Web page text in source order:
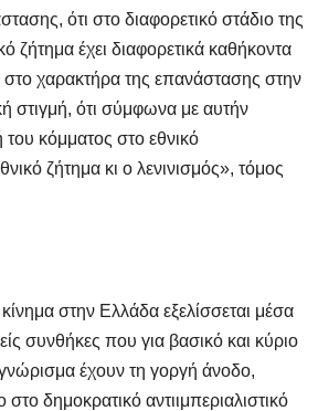
ότι στο διαφορετικό στάδιο της
ζήτημα έχει διαφορετικά καθήκοντα
στο χαρακτήρα της επανάστασης στην
στιγμή, ότι σύμφωνα με αυτήν
του κόμματος στο εθνικό
ζήτημα κι ο λενινισμός», τόμος
στην Ελλάδα εξελίσσεται μέσα
συνθήκες που για βασικό και κύριο
έχουν τη γοργή άνοδο,
δημοκρατικό αντιιμπεριαλιστικό